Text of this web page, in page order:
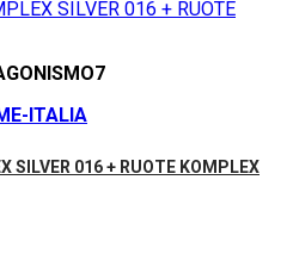
ITALIA
SILVER 016 + RUOTE KOMPLEX